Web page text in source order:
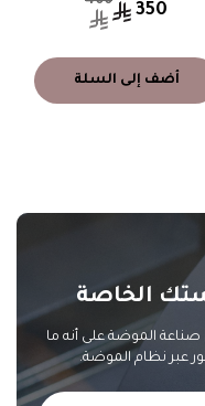
350
أضف إلى السلة
الخاصة
الموضة على أنه ما
عبر نظام الموضة.